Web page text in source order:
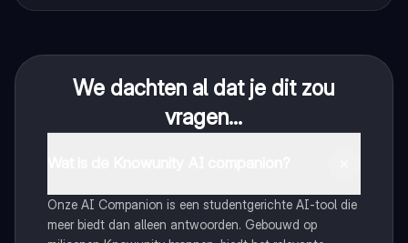
We dachten al dat je dit zou
vragen...
Onze AI Companion is een studentgerichte AI-tool die
meer biedt dan alleen antwoorden. Gebouwd op